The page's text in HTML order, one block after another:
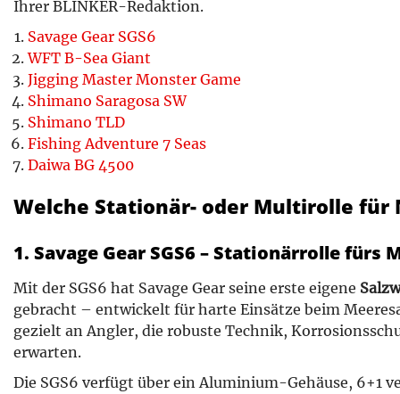
Ihrer BLINKER-Redaktion.
Savage Gear SGS6
WFT B-Sea Giant
Jigging Master Monster Game
Shimano Saragosa SW
Shimano TLD
Fishing Adventure 7 Seas
Daiwa BG 4500
Welche Stationär- oder Multirolle für
1. Savage Gear SGS6 – Stationärrolle fürs
Mit der SGS6 hat Savage Gear seine erste eigene
gebracht – entwickelt für harte Einsätze beim
gezielt an Angler, die robuste Technik,
erwarten.
Die SGS6 verfügt über ein Aluminium-Gehäuse, 6+1